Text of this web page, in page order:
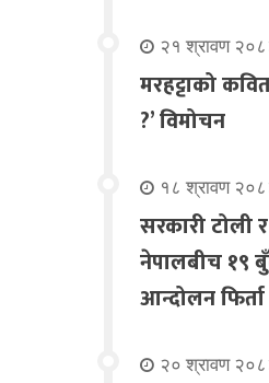
२१ श्रावण
मरहट्टाको
?’ विमोचन
१८ श्रावण
सरकारी टोली
नेपालबीच १९
आन्दोलन फिर्ता
२० श्रावण